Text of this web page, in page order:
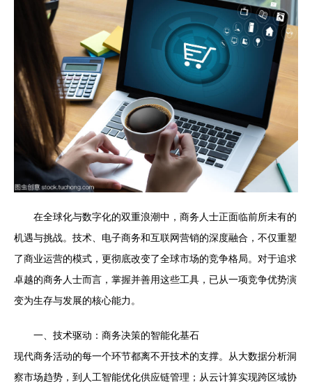
在全球化与数字化的双重浪潮中，商务人士正面临前所未有的
机遇与挑战。技术、电子商务和互联网营销的深度融合，不仅重塑
了商业运营的模式，更彻底改变了全球市场的竞争格局。对于追求
卓越的商务人士而言，掌握并善用这些工具，已从一项竞争优势演
变为生存与发展的核心能力。
一、技术驱动：商务决策的智能化基石
现代商务活动的每一个环节都离不开技术的支撑。从大数据分析洞
察市场趋势，到人工智能优化供应链管理；从云计算实现跨区域协